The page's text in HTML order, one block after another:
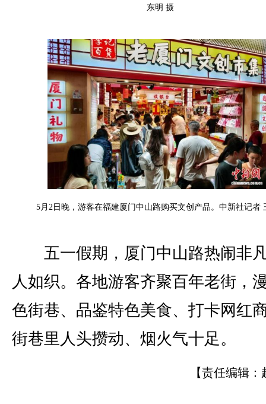
东明 摄
5月2日晚，游客在福建厦门中山路购买文创产品。中新社记者
五一假期，厦门中山路热闹非
人如织。各地游客齐聚百年老街，
色街巷、品鉴特色美食、打卡网红
街巷里人头攒动、烟火气十足。
【责任编辑：